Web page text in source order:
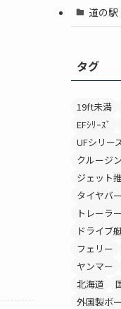
道の駅
タグ
19ft未満
EFｼﾘｰｽﾞ
UFシリー
クルージ
ジェット
タイヤバ
トレーラ
ドライブ
フェリー
ヤンマー
北海道
外国製ボ